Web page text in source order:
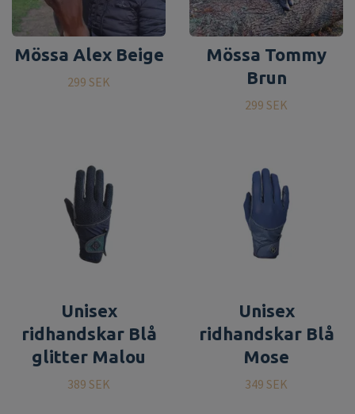
Mössa Alex Beige
299 SEK
Mössa Tommy
Brun
299 SEK
Unisex
ridhandskar Blå
glitter Malou
389 SEK
Unisex
ridhandskar Blå
Mose
349 SEK